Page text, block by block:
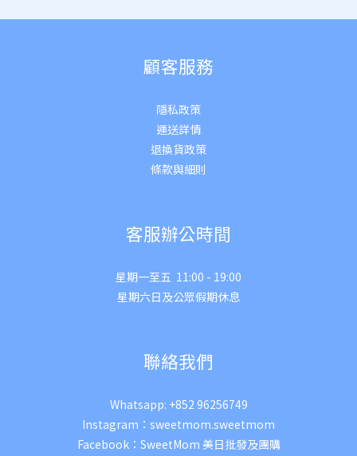
顧客服務
隱私政策
運送詳情
退換貨政策
條款與細則
客服辦公時間
星期一至五 11:00 - 19:00
星期六日及公眾假期休息
聯絡我們
Whatsapp: +852 96256749
Instagram： sweetmom.sweetmom
Facebook： SweetMom 美日批發及團購